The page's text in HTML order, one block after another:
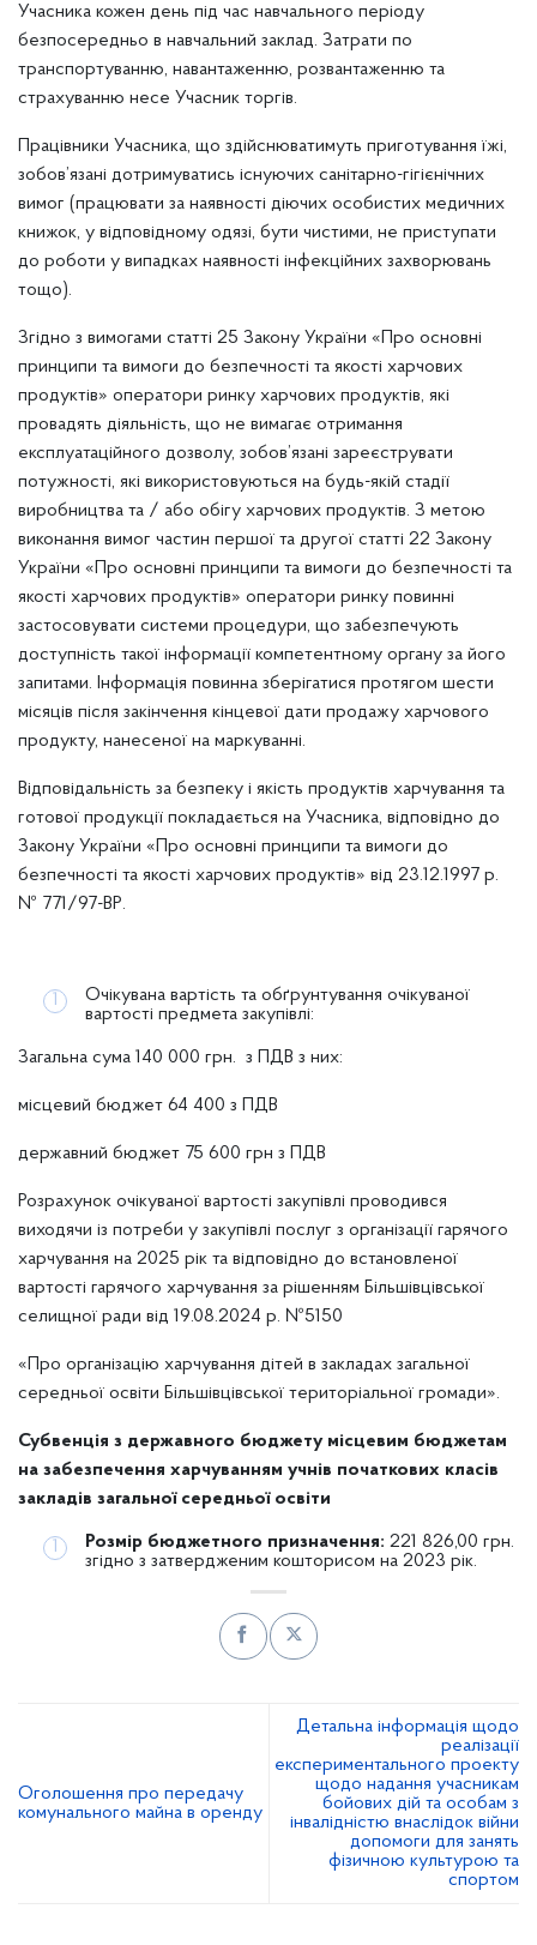
Учасника кожен день під час навчального періоду
безпосередньо в навчальний заклад. Затрати по
транспортуванню, навантаженню, розвантаженню та
страхуванню несе Учасник торгів.
Працівники Учасника, що здійснюватимуть приготування їжі,
зобов’язані дотримуватись існуючих санітарно-гігієнічних
вимог (працювати за наявності діючих особистих медичних
книжок, у відповідному одязі, бути чистими, не приступати
до роботи у випадках наявності інфекційних захворювань
тощо).
Згідно з вимогами статті 25 Закону України «Про основні
принципи та вимоги до безпечності та якості харчових
продуктів» оператори ринку харчових продуктів, які
провадять діяльність, що не вимагає отримання
експлуатаційного дозволу, зобов’язані зареєструвати
потужності, які використовуються на будь-якій стадії
виробництва та / або обігу харчових продуктів. З метою
виконання вимог частин першої та другої статті 22 Закону
України «Про основні принципи та вимоги до безпечності та
якості харчових продуктів» оператори ринку повинні
застосовувати системи процедури, що забезпечують
доступність такої інформації компетентному органу за його
запитами. Інформація повинна зберігатися протягом шести
місяців після закінчення кінцевої дати продажу харчового
продукту, нанесеної на маркуванні.
Відповідальність за безпеку і якість продуктів харчування та
готової продукції покладається на Учасника, відповідно до
Закону України «Про основні принципи та вимоги до
безпечності та якості харчових продуктів» від 23.12.1997 р.
№ 771/97-ВР.
Очікувана вартість та обґрунтування очікуваної
вартості предмета закупівлі:
Загальна сума 140 000 грн. з ПДВ з них:
місцевий бюджет 64 400 з ПДВ
державний бюджет 75 600 грн з ПДВ
Розрахунок очікуваної вартості закупівлі проводився
виходячи із потреби у закупівлі послуг з організації гарячого
харчування на 2025 рік та відповідно до встановленої
вартості гарячого харчування за рішенням Більшівцівської
селищної ради від 19.08.2024 р. №5150
«Про організацію харчування дітей в закладах загальної
середньої освіти Більшівцівської територіальної громади».
Субвенція з державного бюджету місцевим бюджетам
на забезпечення харчуванням учнів початкових класів
закладів загальної середньої освіти
Розмір бюджетного призначення: 221 826,00 грн.
згідно з затвердженим кошторисом на 2023 рік.
Оголошення про передачу
комунального майна в оренду
Детальна інформація щодо
реалізації
експериментального проекту
щодо надання учасникам
бойових дій та особам з
інвалідністю внаслідок війни
допомоги для занять
фізичною культурою та
спортом